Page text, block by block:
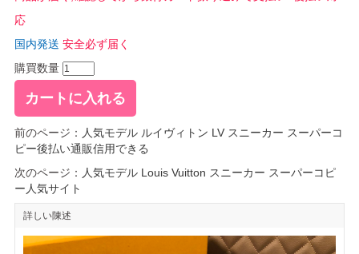
応
国内発送 安全必ず届く
購買数量
前のページ： 人気モデル ルイヴィトン LV スニーカー スーパーコ
ピー後払い通販信用できる
次のページ： 人気モデル Louis Vuitton スニーカー スーパーコピ
ー人気サイト
詳しい陳述